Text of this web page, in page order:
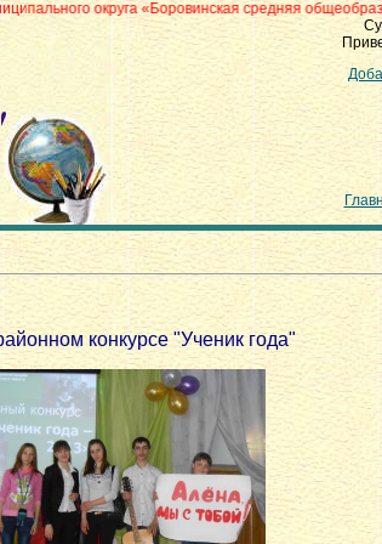
«Боровинская средняя
конкурсе "Ученик года"